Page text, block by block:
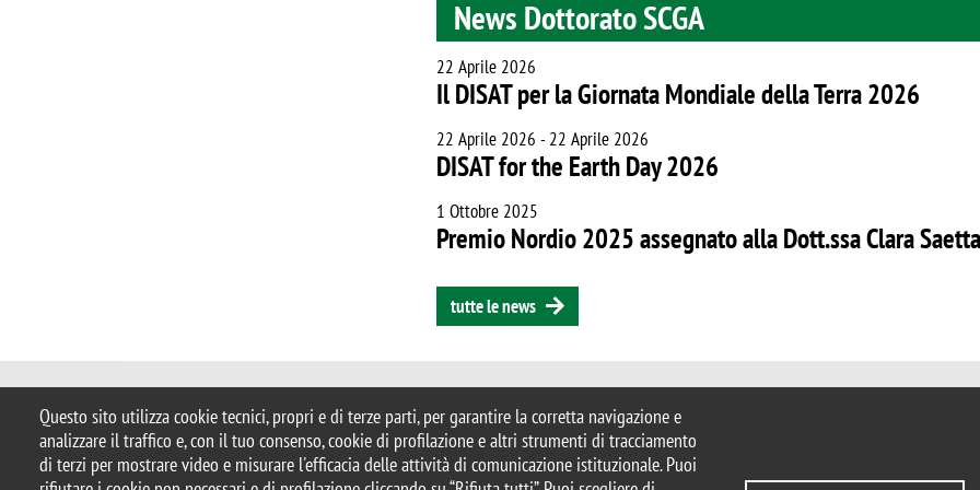
Questo sito utilizza cookie tecnici, propri e di terze parti, per garantire la corretta navigazione e
analizzare il traffico e, con il tuo consenso, cookie di profilazione e altri strumenti di tracciamento
di terzi per mostrare video e misurare l'efficacia delle attività di comunicazione istituzionale. Puoi
News Dottorato SCGA
22 Aprile 2026
Il DISAT per la Giornata Mondiale della Terra 2026
22 Aprile 2026 - 22 Aprile 2026
DISAT for the Earth Day 2026
1 Ottobre 2025
Premio Nordio 2025 assegnato alla Dott.ssa Clara Saetta
tutte le news
© 2025 Università degli Studi di Milano-Bicocca
Piazza dell'Ateneo Nuovo, 1 - 20126, Milano
Casella PEC:ateneo.bicocca@pec.unimib.it
P.I. 12621570154 |redazioneweb.disat@unimib.it